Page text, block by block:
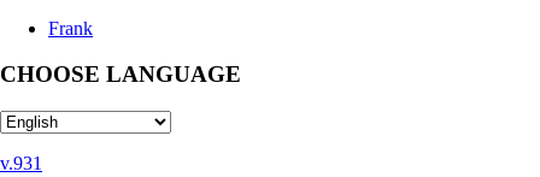
Frank
CHOOSE LANGUAGE
v.931